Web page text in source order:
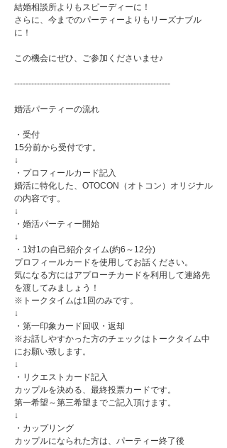
結婚相談所よりもスピーディーに！
さらに、今までのパーティーよりもリーズナブル
に！
この機会にぜひ、ご参加くださいませ♪
-------------------------------------------------------
婚活パーティーの流れ
・受付
15分前から受付です。
↓
・プロフィールカード記入
婚活に特化した、OTOCON（オトコン）オリジナル
の内容です。
↓
・婚活パーティー開始
↓
・1対1の自己紹介タイム(約6～12分)
プロフィールカードを使用してお話ください。
気になる方にはアプローチカードを利用して連絡先
を渡してみましょう！
※トークタイムは1回のみです。
↓
・第一印象カード回収・返却
※お話しやすかった方のチェックはトークタイム中
にお願い致します。
↓
・リクエストカード記入
カップルを決める、最終投票カードです。
第一希望～第三希望までご記入頂けます。
↓
・カップリング
カップルになられた方は、パーティー終了後